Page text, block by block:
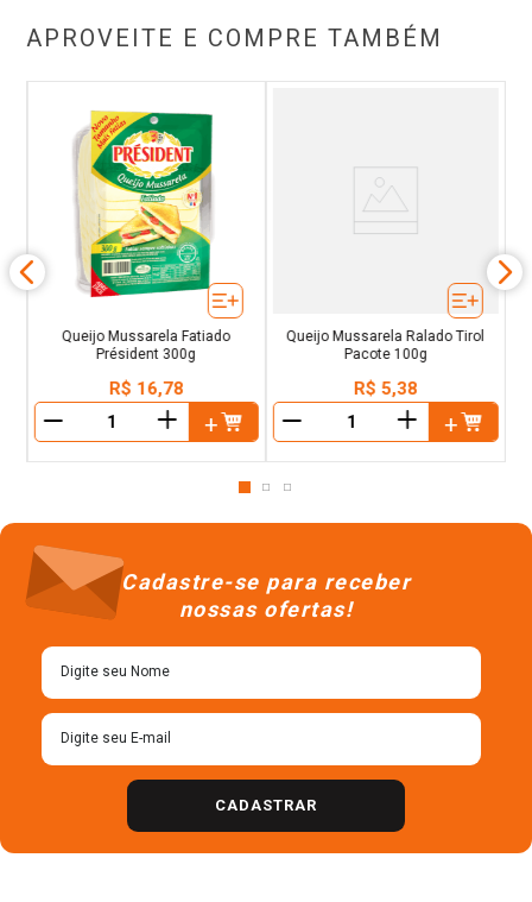
APROVEITE E COMPRE TAMBÉM
Queijo Mussarela Fatiado
Président 300g
R$ 16,78
＋
Queijo Mussarela Ralado Tirol
Pacote 100g
R$ 5,38
＋
Cadastre-se para receber
nossas ofertas!
CADASTRAR